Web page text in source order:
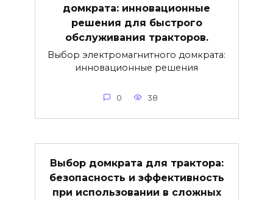
домкрата: инновационные
решения для быстрого
обслуживания тракторов.
Выбор электромагнитного домкрата:
инновационные решения
0 38
Выбор домкрата для трактора:
безопасность и эффективность
при использовании в сложных